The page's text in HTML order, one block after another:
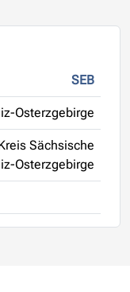
SEB
Osterzgebirge
Sächsische
Osterzgebirge